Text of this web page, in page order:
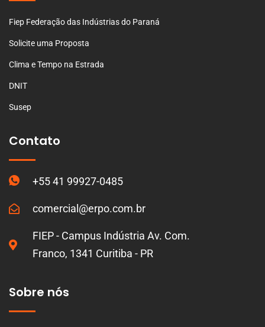
Fiep Federação das Indústrias do Paraná
Solicite uma Proposta
Clima e Tempo na Estrada
DNIT
Susep
Contato
+55 41 99927-0485
comercial@erpo.com.br
FIEP - Campus Indústria Av. Com.
Franco, 1341 Curitiba - PR
Sobre nós